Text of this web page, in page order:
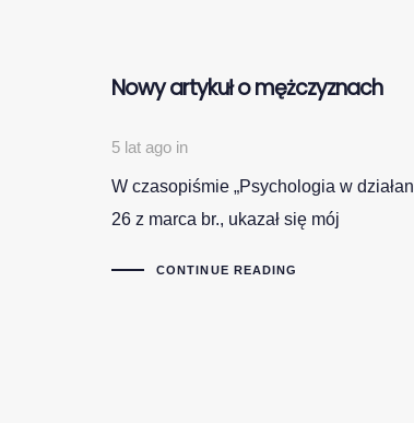
Nowy artykuł o mężczyznach
5 lat ago in
W czasopiśmie „Psychologia w
26 z marca br., ukazał się mój
CONTINUE READING